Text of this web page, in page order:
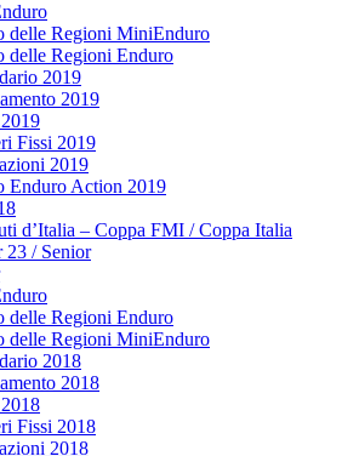
delle Regioni MiniEnduro
delle Regioni Enduro
2019
2019
Fissi 2019
2019
Enduro Action 2019
d’Italia – Coppa FMI / Coppa Italia
23 / Senior
delle Regioni Enduro
delle Regioni MiniEnduro
2018
2018
Fissi 2018
2018